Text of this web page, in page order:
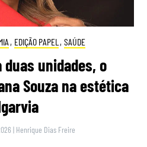
, EDIÇÃO PAPEL , SAÚDE
duas unidades, o
Souza na estética
| Henrique Dias Freire